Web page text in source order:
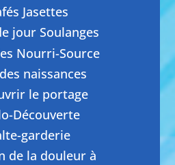
Jasettes
jour Soulanges
Nourri-Source
naissances
le portage
Découverte
garderie
de la douleur à